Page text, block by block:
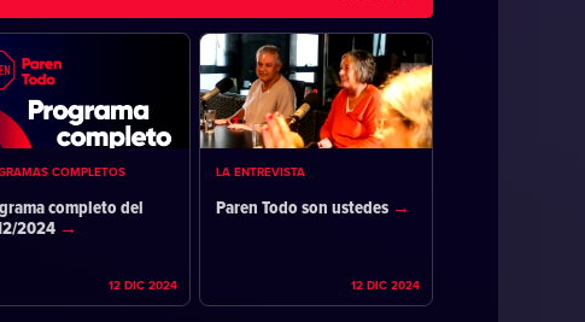
COMPLETOS
completo del
2024
12 DIC 2024
LA ENTREVISTA
Paren Todo son ustedes
12 DIC 2024